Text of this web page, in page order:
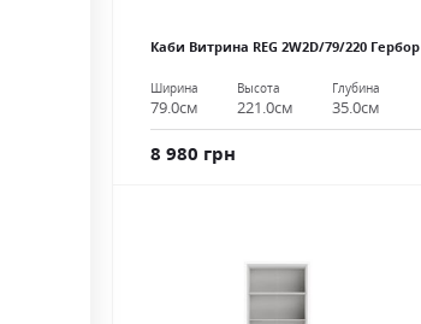
Каби Витрина REG 2W2D/79/220 Гербор
Ширина
79.0см
Высота
221.0см
Глубина
35.0см
8 980 грн